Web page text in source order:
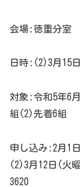
会場:徳重分室
日時:(2)3月15
対象:令和5年6
組(2)先着6組
申し込み:2月1
(2)3月12日(火
3620